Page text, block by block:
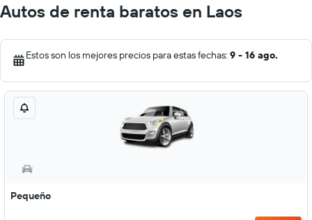
Autos de renta baratos en Laos
Estos son los mejores precios para estas fechas: 9 - 16 ago.
Pequeño